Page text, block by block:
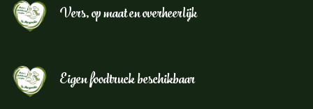
Vers, op maat en overheerlijk
Eigen foodtruck beschikbaar